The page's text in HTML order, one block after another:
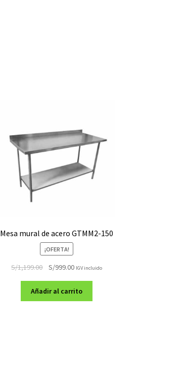
Mesa mural de acero GTMM2-150
¡OFERTA!
S/1,199.00
El
original
era:
S/999.00El
actual
es:
IGV incluido
Añadir al carrito